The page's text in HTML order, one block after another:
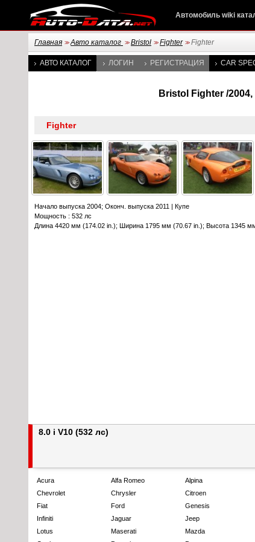
Автомобиль wiki
Главная >> Авто каталог >> Bristol >> Fighter >> Fighter
АВТО КАТАЛОГ ЛОГИН РЕГИСТРАЦИЯ CAR
Bristol Fighter /2004,
Начало выпуска 2004; Оконч. выпуска 2011 | Купе
Мощность : 532 лс
Длина 4420 мм (174.02 in.); Ширина 1795 мм (70.67 in.); Высота 1345
8.0 i V10 (532 лс)
Acura Alfa Romeo Alpina
Chevrolet
Chrysler Citroen
Fiat
Ford Genesis
Infiniti
Jaguar Jeep
Lotus
Maserati Mazda